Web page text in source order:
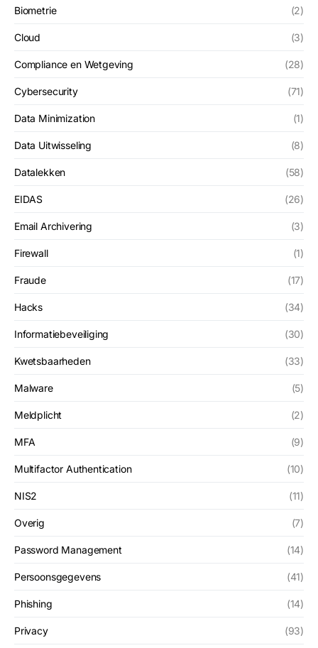
Biometrie (2)
Cloud (3)
Compliance en Wetgeving (28)
Cybersecurity (71)
Data Minimization (1)
Data Uitwisseling (8)
Datalekken (58)
EIDAS (26)
Email Archivering (3)
Firewall (1)
Fraude (17)
Hacks (34)
Informatiebeveiliging (30)
Kwetsbaarheden (33)
Malware (5)
Meldplicht (2)
MFA (9)
Multifactor Authentication (10)
NIS2 (11)
Overig (7)
Password Management (14)
Persoonsgegevens (41)
Phishing (14)
Privacy (93)